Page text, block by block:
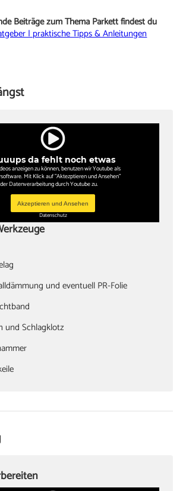
Beiträge zum Thema Parkett findest du
| praktische Tipps & Anleitungen
da fehlt noch etwas
anzeigen zu können, benutzen wir Youtube als
Mit Klick auf "Aktezptieren und Ansehen"
Datenverarbeitung durch Youtube zu.
Akzeptieren und Ansehen
Datenschutz
und eventuell PR-Folie
und Schlagklotz
und Kappsäge